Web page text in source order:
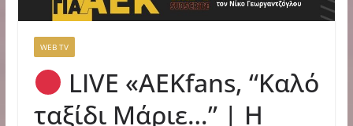
WEB TV
LIVE «ΑΕΚfans, “Καλό
ταξίδι Μάριε…” | Η